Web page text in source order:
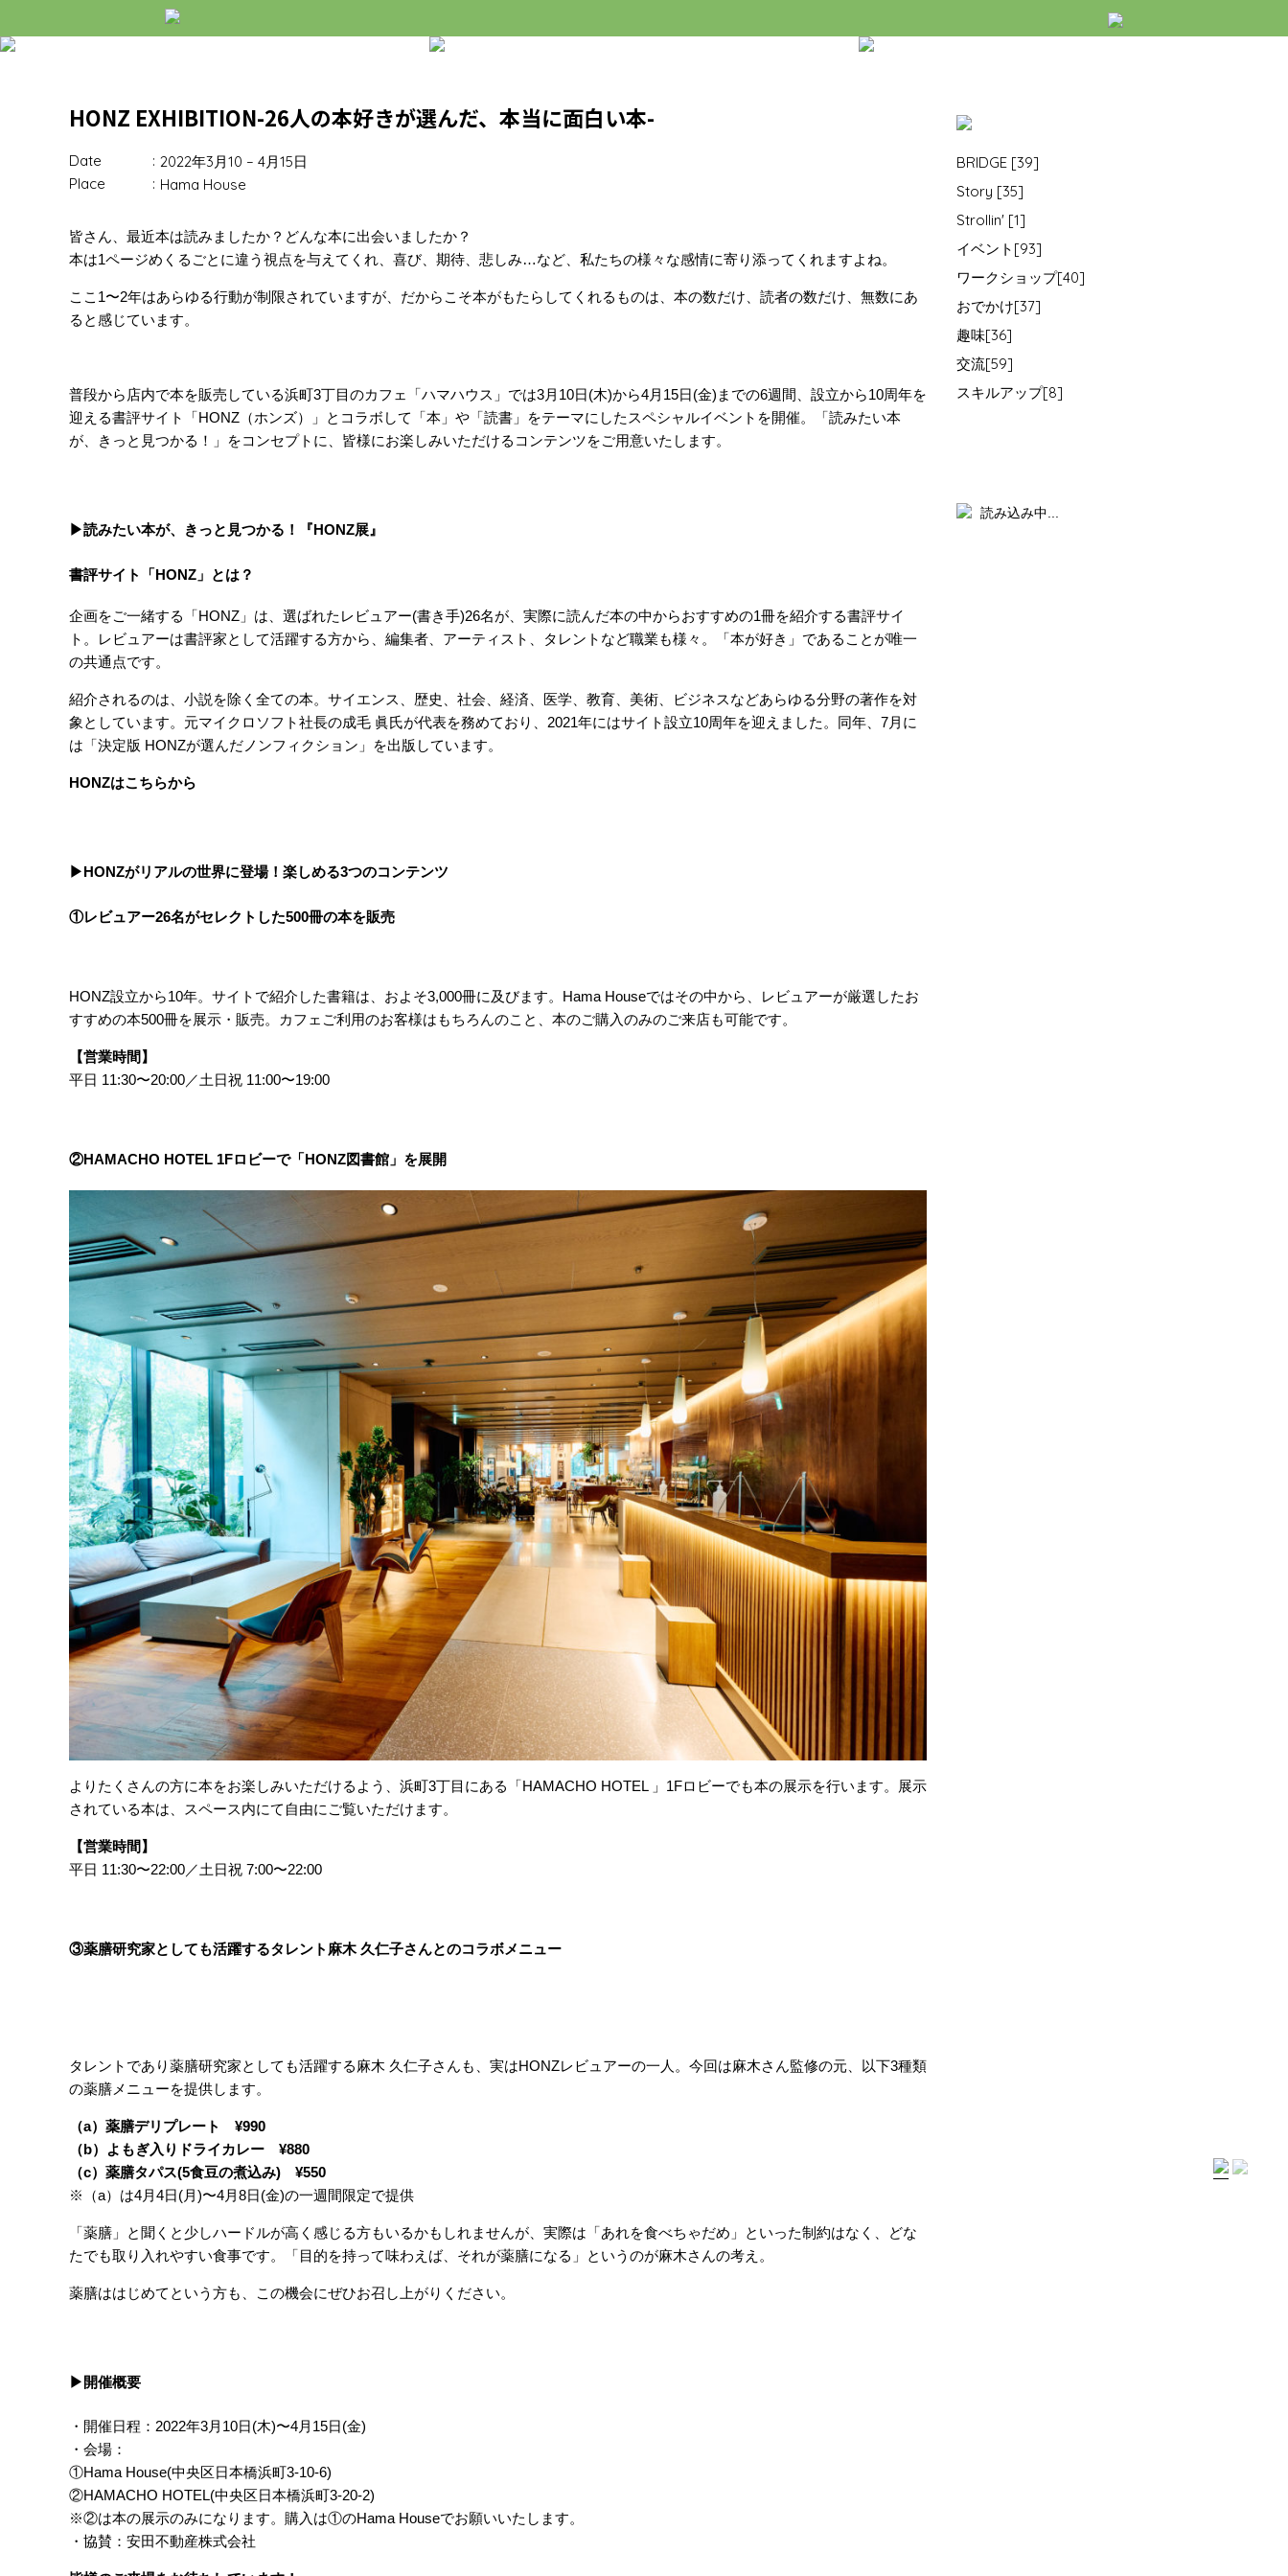
HONZ EXHIBITION-26人の本好きが選んだ、本当に面白い本-
Date 2022年3月10 – 4月15日
Place
Hama House
皆さん、最近本は読みましたか？どんな本に出会いましたか？
本は1ページめくるごとに違う視点を与えてくれ、喜び、期待、悲しみ…など、私たちの様々な感情に寄り添ってくれますよね。
ここ1〜2年はあらゆる行動が制限されていますが、だからこそ本がもたらしてくれるものは、本の数だけ、読者の数だけ、無数にあ
ると感じています。
普段から店内で本を販売している浜町3丁目のカフェ「ハマハウス」では3月10日(木)から4月15日(金)までの6週間、設立から10周年を
迎える書評サイト「HONZ（ホンズ）」とコラボして「本」や「読書」をテーマにしたスペシャルイベントを開催。「読みたい本
が、きっと見つかる！」をコンセプトに、皆様にお楽しみいただけるコンテンツをご用意いたします。
▶︎読みたい本が、きっと見つかる！『HONZ展』
書評サイト「HONZ」とは？
企画をご一緒する「HONZ」は、選ばれたレビュアー(書き手)26名が、実際に読んだ本の中からおすすめの1冊を紹介する書評サイ
ト。レビュアーは書評家として活躍する方から、編集者、アーティスト、タレントなど職業も様々。「本が好き」であることが唯一
の共通点です。
紹介されるのは、小説を除く全ての本。サイエンス、歴史、社会、経済、医学、教育、美術、ビジネスなどあらゆる分野の著作を対
象としています。元マイクロソフト社長の成毛 眞氏が代表を務めており、2021年にはサイト設立10周年を迎えました。同年、7月に
は 「決定版 HONZが選んだノンフィクション」 を出版しています。
HONZはこちらから
▶︎HONZがリアルの世界に登場！楽しめる3つのコンテンツ
①レビュアー26名がセレクトした500冊の本を販売
HONZ設立から10年。サイトで紹介した書籍は、およそ3,000冊に及びます。Hama Houseではその中から、レビュアーが厳選したお
すすめの本500冊を展示・販売。カフェご利用のお客様はもちろんのこと、本のご購入のみのご来店も可能です。
【営業時間】
平日 11:30〜20:00／土日祝 11:00〜19:00
②HAMACHO HOTEL 1Fロビーで「HONZ図書館」を展開
よりたくさんの方に本をお楽しみいただけるよう、浜町3丁目にある「HAMACHO HOTEL 」1Fロビーでも本の展示を行います。展示
されている本は、スペース内にて自由にご覧いただけます。
【営業時間】
平日 11:30〜22:00／土日祝 7:00〜22:00
③薬膳研究家としても活躍するタレント麻木 久仁子さんとのコラボメニュー
タレントであり薬膳研究家としても活躍する麻木 久仁子さんも、実はHONZレビュアーの一人。今回は麻木さん監修の元、以下3種類
の薬膳メニューを提供します。
（a）薬膳デリプレート ¥990
（b）よもぎ入りドライカレー ¥880
（c）薬膳タパス(5食豆の煮込み) ¥550
※（a）は4月4日(月)〜4月8日(金)の一週間限定で提供
「薬膳」と聞くと少しハードルが高く感じる方もいるかもしれませんが、実際は「あれを食べちゃだめ」といった制約はなく、どな
たでも取り入れやすい食事です。「目的を持って味わえば、それが薬膳になる」というのが麻木さんの考え。
薬膳ははじめてという方も、この機会にぜひお召し上がりください。
▶︎開催概要
・開催日程：2022年3月10日(木)〜4月15日(金)
・会場：
①Hama House(中央区日本橋浜町3-10-6)
②HAMACHO HOTEL(中央区日本橋浜町3-20-2)
※②は本の展示のみになります。購入は①のHama Houseでお願いいたします。
・協賛：安田不動産株式会社
BRIDGE [39]
Story [35]
Strollin' [1]
イベント[93]
ワークショップ[40]
おでかけ[37]
趣味[36]
交流[59]
スキルアップ[8]
読み込み中...